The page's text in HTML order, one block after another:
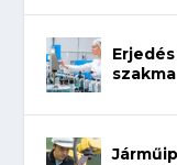
szakma